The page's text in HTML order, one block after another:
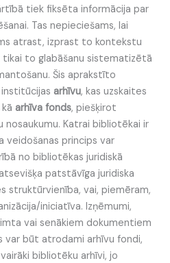
tiek fiksēta informācija par
Tas nepieciešams, lai
atrast, izprast to kontekstu
to glabāšanu sistematizētā
Šis aprakstīto
arhīvu, kas uzskaites
arhīva fonds, piešķirot
Katrai bibliotēkai ir
veidošanas princips var
no bibliotēkas juridiskā
patstāvīga juridiska
struktūrvienība, vai, piemēram,
iniciatīva. Izņēmumi,
vai senākiem dokumentiem
var būt atrodami arhīvu fondi,
bibliotēku arhīvi, jo